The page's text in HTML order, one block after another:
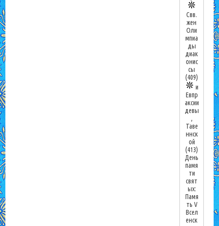
Свв.
жен
Оли
мпиа
ды
диак
онис
сы
(409)
и
Евпр
аксии
девы
,
Таве
ннск
ой
(413)
День
памя
ти
свят
ых:
Памя
ть V
Всел
енск